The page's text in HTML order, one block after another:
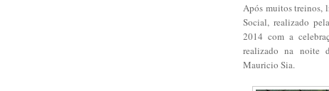
Após muitos treinos,
Social, realizado
2014 com a
realizado na noite
Mauricio Sia.